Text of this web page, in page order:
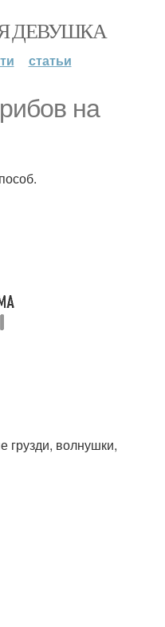
ДЕВУШКА
статьи
на
грузди, волнушки,